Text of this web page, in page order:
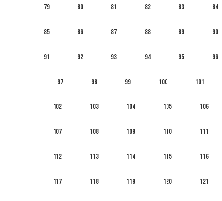
79 80 81 82 83 84
85 86 87 88 89 90
91 92 93 94 95 96
97 98 99 100 101
102 103 104 105 106
107 108 109 110 111
112 113 114 115 116
117 118 119 120 121